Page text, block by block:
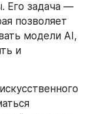
Его задача —
позволяет
модели AI,
и